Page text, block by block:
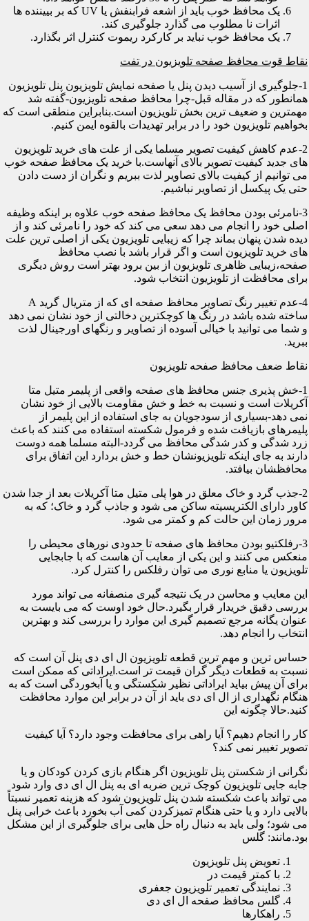
یک محافظ خوب باید از اشعه فرابنفش یا UV که بر بییننده ها
اثرات نا مطلوب می گذارد جلوگیری کند.
یک محافظ خوب نباید بر کارکرد ریموت کنترل اثر بگذارد.
نقاط قوت محافظ صفحه تلویزیون در تفت
1-جلوگیری از آسیب دیدن پنل یا صفحه نمایش تلویزیون پنل تلویزیون
همانطور که در مقاله قبل-چرا محافظ صفحه تلویزیون-گفته شد
مهمترین و ضعیف ترین بخش تلویزیون است.بنابراین منطقی است که
بخواهیم تلویزیون خود را در برابر تهدیدات بالقوه ایمن کنیم.
2-عدم کاهش کیفیت تصویر مسلما یکی از علت های خرید تلویزیون
های جدید کیفیت تصویر بالای آنهاست.با خرید یک محافظ صفحه خوب
می توانیم از کیفیت بالای تصاویر لذت ببریم و نگران از دست دادن
حتی یک پیکسل از تصاویر نباشیم.
3-نامرئی بودن محافظ یک محافظ صفحه خوب علاوه بر اینکه وظیفه
اصلی خود را انجام می دهد سعی می کند که خود را نامرئی کند و از
دیده شدن پنهان بماند چرا که زیبایی تلویزیون یکی از اصلی ترین علت
های خرید تلویزیون است و اگر قرار باشد با نصب محافظ
صفحه،زیبایی ظاهری تلویزیون از بین برود بهتر است روش دیگری
برای محافظت از تلویزیون انتخاب شود.
4-عدم تغییر رنگ تصاویر محافظ صفحه ای که از متریال گرید A
ساخته شده باشد در رنگ ها کوچکترین دخالتی از خود نشان نمی دهد
و شما می توانید با خیالی آسوده از تصاویر و رنگهای اورجینال لذت
ببرید.
نقاط ضعف محافظ صفحه تلویزیون
1-خش پذیری جنس محافظ های صفحه واقعی از پلیمر متیل متا
آکریلات است و نسبت به خط و خش مقاومت بالایی از خود نشان
نمی دهد-بسیاری از سودجویان به جای استفاده از این پلیمر از
پلیمرهای بازیافت شده و فرمول شکسته استفاده می کنند که باعث
زرد شدگی و کدر شدگی محافظ می گردد-البته مسلما همه دوست
دارند به جای اینکه تلویزیونشان خط و خش بردارد این اتفاق برای
محافظشان بیافتد.
2-جذب گرد و خاک معلق در هوا پلی متیل متا آکریلات بعد از جدا شدن
کاور دارای الکتریسیته ساکن می شود و جاذب گرد و خاک؛ که به
مرور زمان این حالت کم و کمتر می شود.
3-رفلکتیو بودن محافظ های صفحه تا حدودی نورهای محیطی را
منعکس می کنند و این یکی از معایب آن هاست که با جابجایی
تلویزیون یا منابع نوری می توان رفلکس را کنترل کرد.
این معایب و محاسن در یک نتیجه گیری منصفانه می تواند مورد
بررسی دقیق خریدار قرار بگیرد.حال خود اوست که می بایست به
عنوان یگانه مرجع تصمیم گیری این موارد را بررسی کند و بهترین
انتخاب را انجام دهد.
حساس ترین و مهم ترین قطعه تلویزیون ال ای دی پنل آن است که
نسبت به قطعات دیگر گران قیمت تر است.ایراداتی که ممکن است
برای آن پیش بیاید ایراداتی نظیر شکستگی و یا آبخوردگی است که به
هنگام نگهداری از ال ای دی باید از آن در برابر این موارد محافظت
کنید.حالا چگونه این
کار را انجام دهیم؟ آیا راهی برای محافظت وجود دارد؟ آیا کیفیت
تصویر تغییر نمی کند؟
نگرانی از شکستن پنل تلویزیون اگر هنگام بازی کردن کودکان و یا
جابه جایی تلویزیون کوچک ترین ضربه ای به پنل ال ای دی وارد شود
می تواند باعث شکسته شدن پنل تلویزیون شود که هزینه تعمیر نسبتاً
بالایی دارد و یا حتی هنگام تمیزکردن کمی آب بخورد باعث خرابی پنل
می شود؛ ولی باید به دنبال راه حل هایی برای جلوگیری از این مشکل
بود.مانند: گلس
تعویض پنل تلویزیون
با کمتر قیمت در
نمایندگی تعمیر تلویزیون جعفری
گلس محافظ صفحه ال ای دی
راهکارها